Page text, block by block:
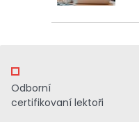
Odborní
certifikovaní lektoři